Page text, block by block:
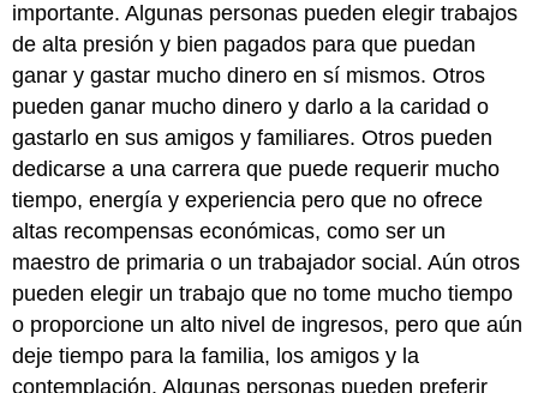
importante. Algunas personas pueden elegir trabajos
de alta presión y bien pagados para que puedan
ganar y gastar mucho dinero en sí mismos. Otros
pueden ganar mucho dinero y darlo a la caridad o
gastarlo en sus amigos y familiares. Otros pueden
dedicarse a una carrera que puede requerir mucho
tiempo, energía y experiencia pero que no ofrece
altas recompensas económicas, como ser un
maestro de primaria o un trabajador social. Aún otros
pueden elegir un trabajo que no tome mucho tiempo
o proporcione un alto nivel de ingresos, pero que aún
deje tiempo para la familia, los amigos y la
contemplación. Algunas personas pueden preferir